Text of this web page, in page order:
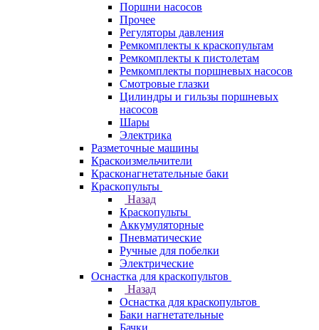
Поршни насосов
Прочее
Регуляторы давления
Ремкомплекты к краскопультам
Ремкомплекты к пистолетам
Ремкомплекты поршневых насосов
Смотровые глазки
Цилиндры и гильзы поршневых
насосов
Шары
Электрика
Разметочные машины
Краскоизмельчители
Красконагнетательные баки
Краскопульты
Назад
Краскопульты
Аккумуляторные
Пневматические
Ручные для побелки
Электрические
Оснастка для краскопультов
Назад
Оснастка для краскопультов
Баки нагнетательные
Бачки